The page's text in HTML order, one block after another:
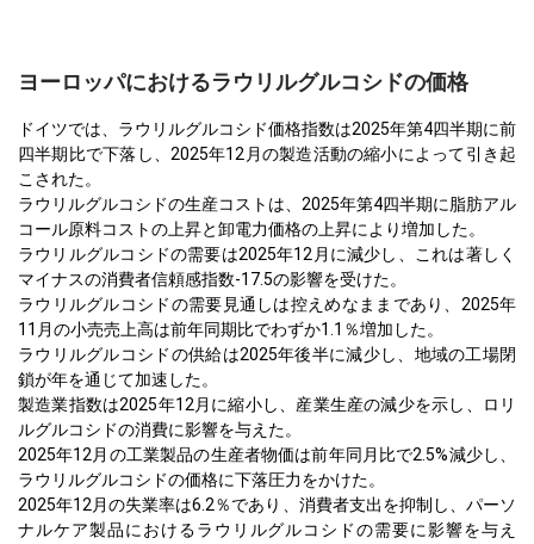
ヨーロッパにおけるラウリルグルコシドの価格
ドイツでは、ラウリルグルコシド価格指数は2025年第4四半期に前
四半期比で下落し、2025年12月の製造活動の縮小によって引き起
こされた。
ラウリルグルコシドの生産コストは、2025年第4四半期に脂肪アル
コール原料コストの上昇と卸電力価格の上昇により増加した。
ラウリルグルコシドの需要は2025年12月に減少し、これは著しく
マイナスの消費者信頼感指数-17.5の影響を受けた。
ラウリルグルコシドの需要見通しは控えめなままであり、2025年
11月の小売売上高は前年同期比でわずか1.1％増加した。
ラウリルグルコシドの供給は2025年後半に減少し、地域の工場閉
鎖が年を通じて加速した。
製造業指数は2025年12月に縮小し、産業生産の減少を示し、ロリ
ルグルコシドの消費に影響を与えた。
2025年12月の工業製品の生産者物価は前年同月比で2.5%減少し、
ラウリルグルコシドの価格に下落圧力をかけた。
2025年12月の失業率は6.2％であり、消費者支出を抑制し、パーソ
ナルケア製品におけるラウリルグルコシドの需要に影響を与え